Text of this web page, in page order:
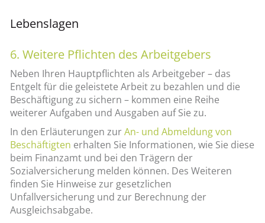
Lebenslagen
6. Weitere Pflichten des Arbeitgebers
Neben Ihren Hauptpflichten als Arbeitgeber – das
Entgelt für die geleistete Arbeit zu bezahlen und die
Beschäftigung zu sichern – kommen eine Reihe
weiterer Aufgaben und Ausgaben auf Sie zu.
In den Erläuterungen zurAn- und Abmeldung von
Beschäftigten erhalten Sie Informationen, wie Sie diese
beim Finanzamt und bei den Trägern der
Sozialversicherung melden können. Des Weiteren
finden Sie Hinweise zur gesetzlichen
Unfallversicherung und zur Berechnung der
Ausgleichsabgabe.